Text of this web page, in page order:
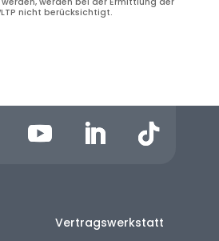
nicht berücksichtigt.
Vertragswerkstatt